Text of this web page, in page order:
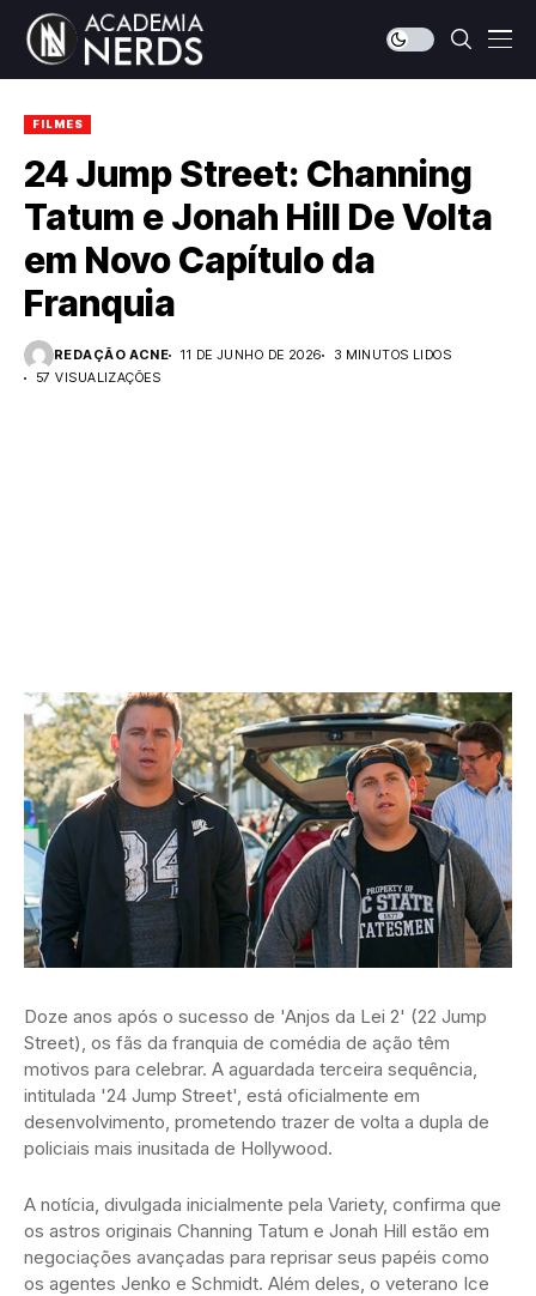
FILMES
24 Jump Street: Channing
Tatum e Jonah Hill De Volta
em Novo Capítulo da
Franquia
REDAÇÃO ACNE 11 DE JUNHO DE 2026
3 MINUTOS LIDOS
57 VISUALIZAÇÕES
Doze anos após o sucesso de 'Anjos da Lei 2' (22 Jump
Street), os fãs da franquia de comédia de ação têm
motivos para celebrar. A aguardada terceira sequência,
intitulada '24 Jump Street', está oficialmente em
desenvolvimento, prometendo trazer de volta a dupla de
policiais mais inusitada de Hollywood.
A notícia, divulgada inicialmente pela Variety, confirma que
os astros originais Channing Tatum e Jonah Hill estão em
negociações avançadas para reprisar seus papéis como
os agentes Jenko e Schmidt. Além deles, o veterano Ice